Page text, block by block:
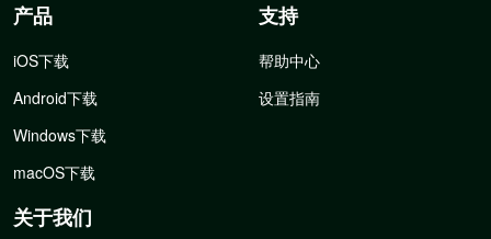
产品
iOS下载
Android下载
Windows下载
macOS下载
支持
帮助中心
设置指南
关于我们